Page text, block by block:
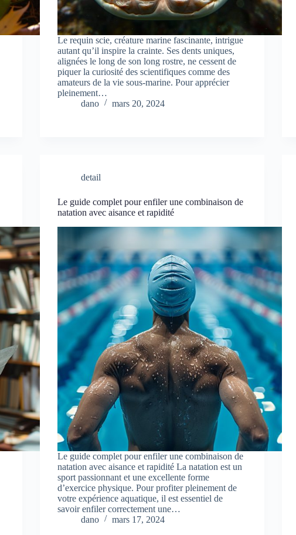
Le requin scie, créature marine fascinante, intrigue
autant qu’il inspire la crainte. Ses dents uniques,
alignées le long de son long rostre, ne cessent de
piquer la curiosité des scientifiques comme des
amateurs de la vie sous-marine. Pour apprécier
pleinement…
dano
mars 20, 2024
detail
Le guide complet pour enfiler une combinaison de
natation avec aisance et rapidité
Le guide complet pour enfiler une combinaison de
natation avec aisance et rapidité La natation est un
sport passionnant et une excellente forme
d’exercice physique. Pour profiter pleinement de
votre expérience aquatique, il est essentiel de
savoir enfiler correctement une…
dano
mars 17, 2024